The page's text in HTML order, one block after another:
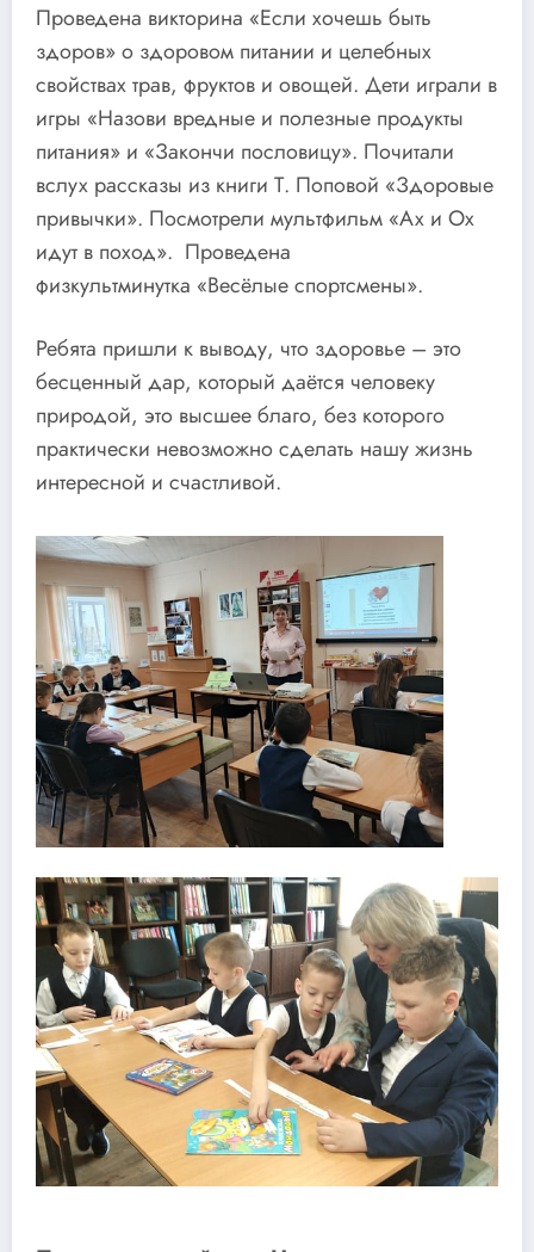
Проведена викторина «Если хочешь быть
здоров» о здоровом питании и целебных
свойствах трав, фруктов и овощей. Дети играли в
игры «Назови вредные и полезные продукты
питания» и «Закончи пословицу». Почитали
вслух рассказы из книги Т. Поповой «Здоровые
привычки». Посмотрели мультфильм «Ах и Ох
идут в поход». Проведена
физкультминутка «Весёлые спортсмены».
Ребята пришли к выводу, что здоровье – это
бесценный дар, который даётся человеку
природой, это высшее благо, без которого
практически невозможно сделать нашу жизнь
интересной и счастливой.